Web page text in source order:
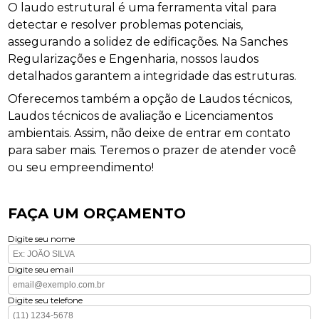
O laudo estrutural é uma ferramenta vital para
detectar e resolver problemas potenciais,
assegurando a solidez de edificações. Na Sanches
Regularizações e Engenharia, nossos laudos
detalhados garantem a integridade das estruturas.
Oferecemos também a opção de Laudos técnicos,
Laudos técnicos de avaliação e Licenciamentos
ambientais. Assim, não deixe de entrar em contato
para saber mais. Teremos o prazer de atender você
ou seu empreendimento!
FAÇA UM ORÇAMENTO
Digite seu nome
Digite seu email
Digite seu telefone